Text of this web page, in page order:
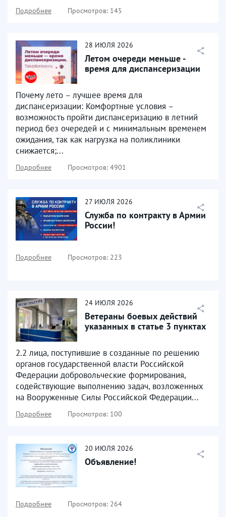
Подробнее Просмотров: 145
28 ИЮЛЯ 2026
Летом очереди меньше -
время для диспансеризации
Почему лето – лучшее время для
диспансеризации: Комфортные условия –
возможность пройти диспансеризацию в летний
период без очередей и с минимальным временем
ожидания, так как нагрузка на поликлиники
снижается;...
Подробнее Просмотров: 4901
27 ИЮЛЯ 2026
Служба по контракту в Армии
России!
Подробнее Просмотров: 223
24 ИЮЛЯ 2026
Ветераны боевых действий
указанных в статье 3 пунктах
2.2 лица, поступившие в созданные по решению
органов государственной власти Российской
Федерации добровольческие формирования,
содействующие выполнению задач, возложенных
на Вооруженные Силы Российской Федерации...
Подробнее Просмотров: 100
20 ИЮЛЯ 2026
Объявление!
Подробнее Просмотров: 264